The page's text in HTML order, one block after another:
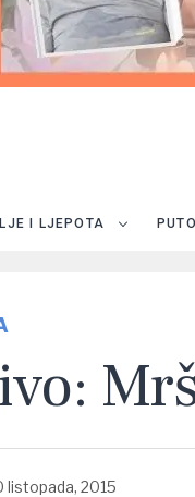
I LJEPOTA
listopada, 2015